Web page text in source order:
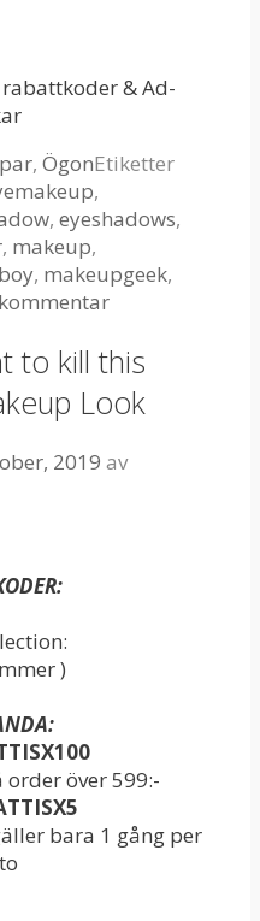
& Ad-
, ÖgonEtiketter
,
, eyeshadows,
, makeup,
, makeupgeek,
to kill this
Look
2019 av
)
över 599:-
bara 1 gång per